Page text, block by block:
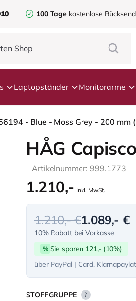
100 Tage kostenlose
Laptopständer Monitorarme
- Blue - Moss Grey - 200
HÅG
Artikelnummer: 999.1773
1.210,- Inkl. MwSt.
1.210,- €1.089,- €
10% Rabatt bei Vorkasse
% Sie sparen 121,- (10%)
über PayPal | Card,
STOFFGRUPPE ?